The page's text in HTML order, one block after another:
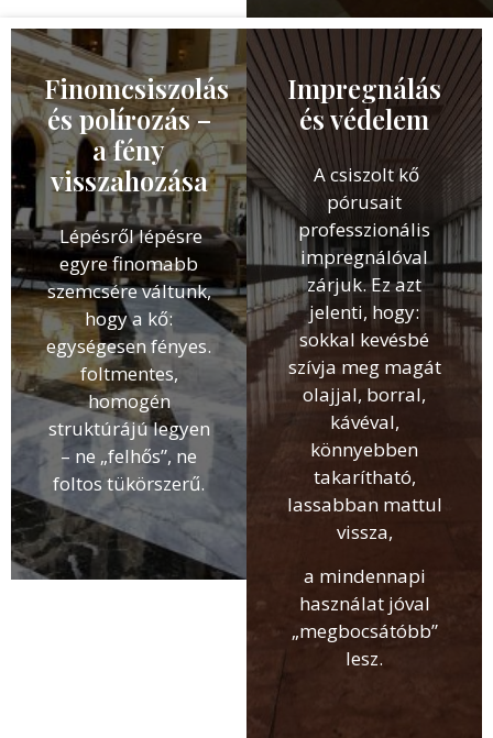
Finomcsiszolás
és polírozás –
a fény
visszahozása
Lépésről lépésre
egyre finomabb
szemcsére váltunk,
hogy a kő:
egységesen fényes.
foltmentes,
homogén
struktúrájú legyen
– ne „felhős”, ne
foltos tükörszerű.
Impregnálás
és védelem
A csiszolt kő
pórusait
professzionális
impregnálóval
zárjuk. Ez azt
jelenti, hogy:
sokkal kevésbé
szívja meg magát
olajjal, borral,
kávéval,
könnyebben
takarítható,
lassabban mattul
vissza,
a mindennapi
használat jóval
„megbocsátóbb”
lesz.